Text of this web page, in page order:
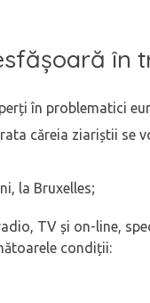
în
în problematici
căreia ziariștii
la Bruxelles;
TV și on-line,
condiții: